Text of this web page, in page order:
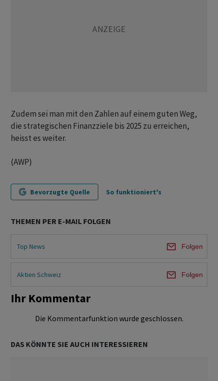
Zudem sei man mit den Zahlen auf einem guten Weg,
die strategischen Finanzziele bis 2025 zu erreichen,
heisst es weiter.
(AWP)
Bevorzugte Quelle So funktioniert's
THEMEN PER E-MAIL FOLGEN
Top News Folgen
Aktien Schweiz Folgen
Ihr Kommentar
Die Kommentarfunktion wurde geschlossen.
DAS KÖNNTE SIE AUCH INTERESSIEREN